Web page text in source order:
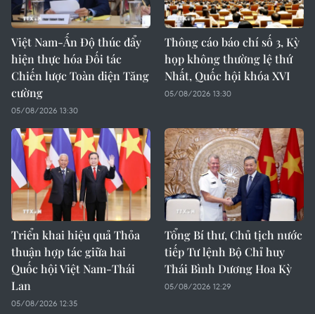
Việt Nam-Ấn Độ thúc đẩy
hiện thực hóa Đối tác
Chiến lược Toàn diện Tăng
cường
05/08/2026 13:30
Thông cáo báo chí số 3, Kỳ
họp không thường lệ thứ
Nhất, Quốc hội khóa XVI
05/08/2026 13:30
Triển khai hiệu quả Thỏa
thuận hợp tác giữa hai
Quốc hội Việt Nam-Thái
Lan
05/08/2026 12:35
Tổng Bí thư, Chủ tịch nước
tiếp Tư lệnh Bộ Chỉ huy
Thái Bình Dương Hoa Kỳ
05/08/2026 12:29